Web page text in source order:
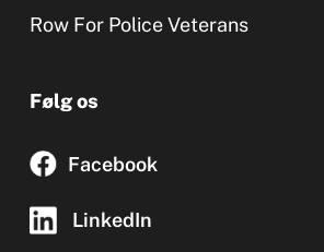
Row For Police Veterans
Følg os
Facebook
LinkedIn